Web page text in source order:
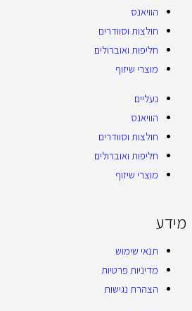
הוויאנס
חולצות וסוודרים
חליפות ואוברולים
מוצרי שיזוף
נעליים
הוויאנס
חולצות וסוודרים
חליפות ואוברולים
מוצרי שיזוף
מידע
תנאי שימוש
מדיניות פרטיות
הצהרת נגישות